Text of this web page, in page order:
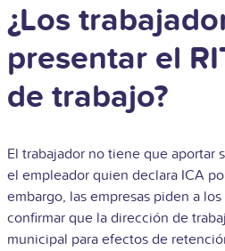
¿Los
presentar el
de trabajo?
El trabajador no tiene que aportar
el empleador quien declara ICA
embargo, las empresas piden a
confirmar que la dirección de
municipal para efectos de